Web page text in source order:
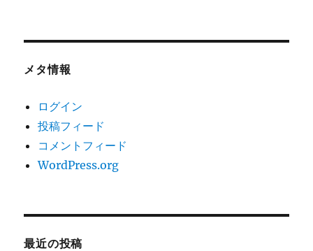
メタ情報
ログイン
投稿フィード
コメントフィード
WordPress.org
最近の投稿